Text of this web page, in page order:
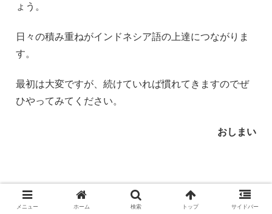
ょう。
日々の積み重ねがインドネシア語の上達につながりま
す。
最初は大変ですが、続けていれば慣れてきますのでぜ
ひやってみてください。
おしまい
時刻や時間の勉強はここから学べます！
メニュー ホーム 検索 トップ サイドバー